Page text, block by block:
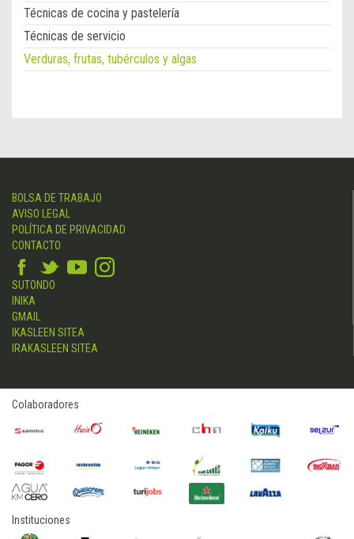
Técnicas de cocina y pastelería
Técnicas de servicio
Verduras, frutas, tubérculos y algas
BOLSA DE TRABAJO
AVISO LEGAL
POLÍTICA DE PRIVACIDAD
CONTACTO
SUTONDO
INIKA
GMAIL
IKASLEEN SITEA
IRAKASLEEN SITEA
Colaboradores
Instituciones